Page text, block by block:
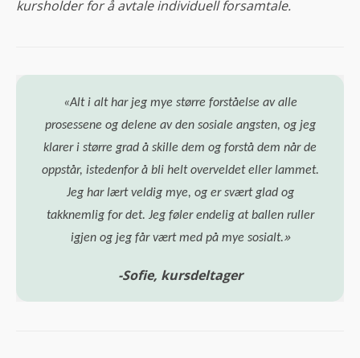
kursholder for å avtale individuell forsamtale.
«Alt i alt har jeg mye større forståelse av alle
prosessene og delene av den sosiale angsten, og jeg
klarer i større grad å skille dem og forstå dem når de
oppstår, istedenfor å bli helt overveldet eller lammet.
Jeg har lært veldig mye, og er svært glad og
takknemlig for det. Jeg føler endelig at ballen ruller
igjen og jeg får vært med på mye sosialt.»
-Sofie, kursdeltager